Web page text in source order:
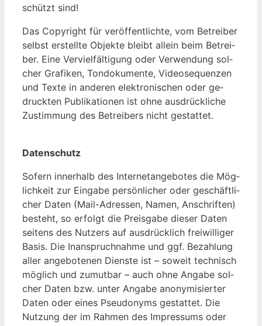
schützt sind!
Das Co­py­right für ver­öf­fent­lich­te, vom Be­trei­ber
selbst er­stell­te Ob­jek­te bleibt al­lein beim Be­trei­
ber. Ei­ne Ver­viel­fäl­ti­gung oder Ver­wen­dung sol­
cher Gra­fi­ken, Ton­do­ku­men­te, Vi­deo­se­quen­zen
und Tex­te in an­de­ren elek­tro­ni­schen oder ge­
druck­ten Pu­bli­ka­tio­nen ist oh­ne aus­drück­li­che
Zu­stim­mung des Be­trei­bers nicht ge­stat­tet.
Da­ten­schutz
So­fern in­ner­halb des In­ter­net­an­ge­bo­tes die Mög­
lich­keit zur Ein­ga­be per­sön­li­cher oder ge­schäft­li­
cher Da­ten (Mail-Adres­sen, Na­men, An­schrif­ten)
be­steht, so er­folgt die Preis­ga­be die­ser Da­ten
sei­tens des Nut­zers auf aus­drück­lich frei­wil­li­ger
Ba­sis. Die In­an­spruch­nah­me und ggf. Be­zah­lung
al­ler an­ge­bo­te­nen Dien­ste ist – so­weit tech­nisch
mög­lich und zu­mut­bar – auch oh­ne An­ga­be sol­
cher Da­ten bzw. un­ter An­ga­be an­ony­mi­sier­ter
Da­ten oder ei­nes Pseud­onyms ge­stat­tet. Die
Nut­zung der im Rah­men des Im­pres­sums oder